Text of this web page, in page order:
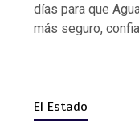
días para que
más seguro,
El Estado